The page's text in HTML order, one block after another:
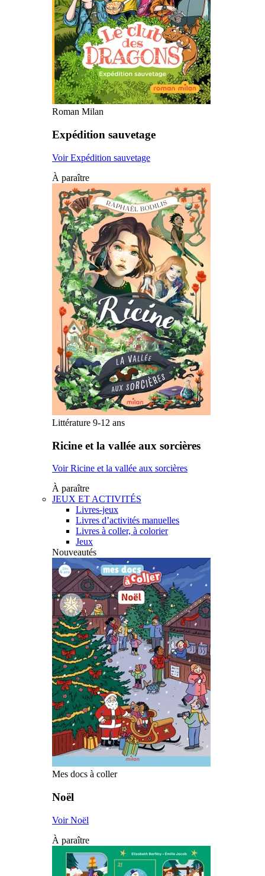
Roman Milan
Expédition sauvetage
Voir Expédition sauvetage
À paraître
Littérature 9-12 ans
Ricine et la vallée aux sorcières
Voir Ricine et la vallée aux sorcières
À paraître
JEUX ET ACTIVITÉS
Livres-jeux
Livres d’activités manuelles
Livres à coller, à colorier
Jeux
Nouveautés
Mes docs à coller
Noël
Voir Noël
À paraître